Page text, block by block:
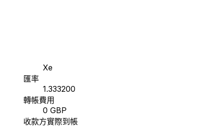
Xe
匯率
1.333200
轉帳費用
0 GBP
收款方實際到帳